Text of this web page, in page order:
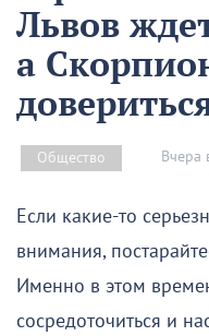
Львов
а
Общество Вчера
Если какие-то
внимания,
Именно в этом
сосредоточиться и